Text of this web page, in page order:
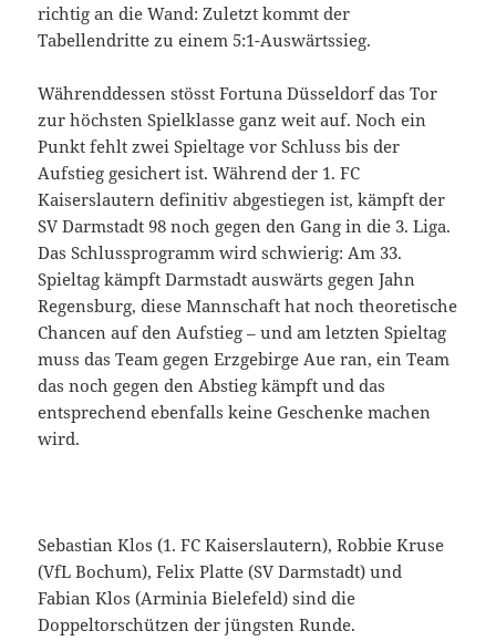
richtig an die Wand: Zuletzt kommt der
Tabellendritte zu einem 5:1-Auswärtssieg.
Währenddessen stösst Fortuna Düsseldorf das Tor
zur höchsten Spielklasse ganz weit auf. Noch ein
Punkt fehlt zwei Spieltage vor Schluss bis der
Aufstieg gesichert ist. Während der 1. FC
Kaiserslautern definitiv abgestiegen ist, kämpft der
SV Darmstadt 98 noch gegen den Gang in die 3. Liga.
Das Schlussprogramm wird schwierig: Am 33.
Spieltag kämpft Darmstadt auswärts gegen Jahn
Regensburg, diese Mannschaft hat noch theoretische
Chancen auf den Aufstieg – und am letzten Spieltag
muss das Team gegen Erzgebirge Aue ran, ein Team
das noch gegen den Abstieg kämpft und das
entsprechend ebenfalls keine Geschenke machen
wird.
Sebastian Klos (1. FC Kaiserslautern), Robbie Kruse
(VfL Bochum), Felix Platte (SV Darmstadt) und
Fabian Klos (Arminia Bielefeld) sind die
Doppeltorschützen der jüngsten Runde.